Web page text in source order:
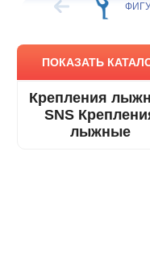
ХОККЕЙ
ПОКАЗАТЬ
Крепления
SNS
лыжные